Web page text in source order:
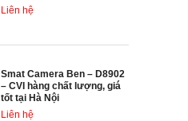
Liên hệ
Smat Camera Ben – D8902
– CVI hàng chất lượng, giá
tốt tại Hà Nội
Liên hệ